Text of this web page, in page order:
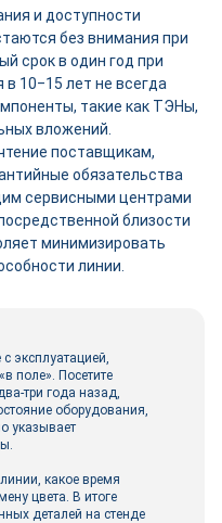
и доступности
без внимания при
срок в один год при
10‒15 лет не всегда
такие как ТЭНы,
вложений.
поставщикам,
обязательства
сервисными центрами
близости
минимизировать
линии.
эксплуатацией,
поле». Посетите
три года назад,
оборудования,
указывает
какое время
цвета. В итоге
деталей на стенде